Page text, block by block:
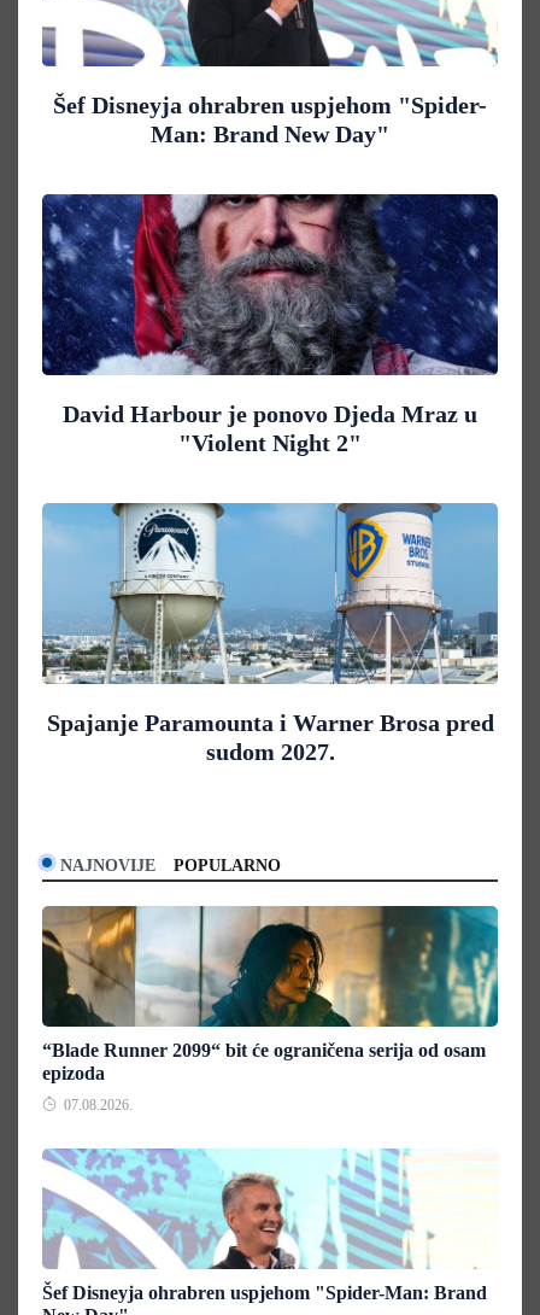
Šef Disneyja ohrabren uspjehom "Spider-
Man: Brand New Day"
David Harbour je ponovo Djeda Mraz u
"Violent Night 2"
Spajanje Paramounta i Warner Brosa pred
sudom 2027.
NAJNOVIJE POPULARNO
“Blade Runner 2099“ bit će ograničena serija od osam
epizoda
07.08.2026.
Šef Disneyja ohrabren uspjehom "Spider-Man: Brand